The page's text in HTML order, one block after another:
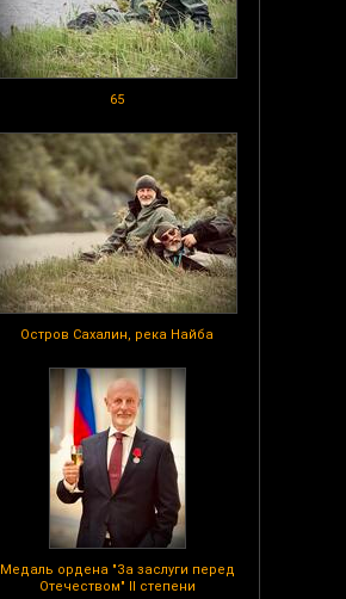
65
Остров Сахалин, река Найба
Медаль ордена "За заслуги перед
Отечеством" II степени